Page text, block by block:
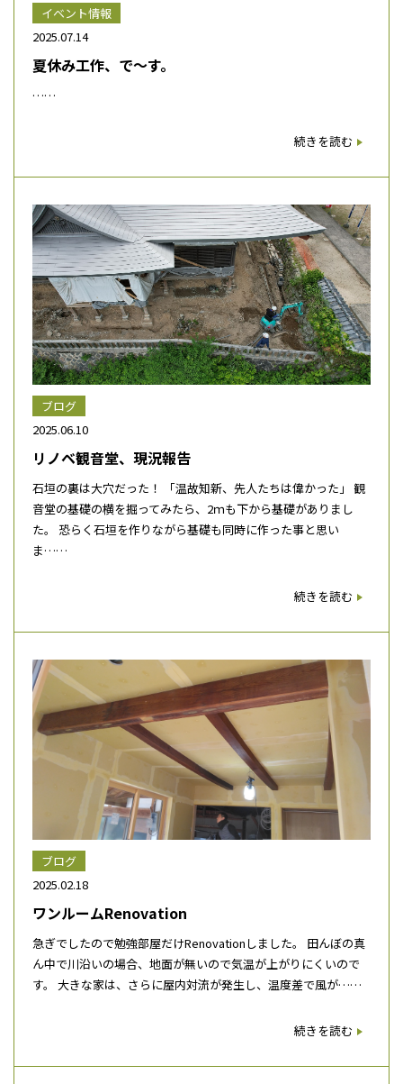
イベント情報
2025.07.14
夏休み工作、で～す。
……
続きを読む
ブログ
2025.06.10
リノベ観音堂、現況報告
石垣の裏は大穴だった！ 「温故知新、先人たちは偉かった」 観
音堂の基礎の横を掘ってみたら、2ｍも下から基礎がありまし
た。 恐らく石垣を作りながら基礎も同時に作った事と思い
ま……
続きを読む
ブログ
2025.02.18
ワンルームRenovation
急ぎでしたので勉強部屋だけRenovationしました。 田んぼの真
ん中で川沿いの場合、地面が無いので気温が上がりにくいので
す。 大きな家は、さらに屋内対流が発生し、温度差で風が……
続きを読む